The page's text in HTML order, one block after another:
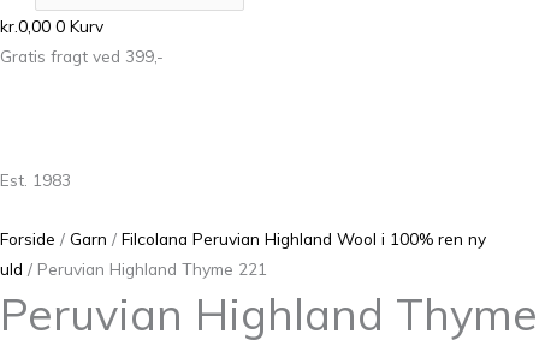
kr.0,00 0 Kurv
Gratis fragt ved 399,-
Est. 1983
Forside / Garn / Filcolana Peruvian Highland Wool i 100% ren ny
uld / Peruvian Highland Thyme 221
Peruvian Highland Thyme